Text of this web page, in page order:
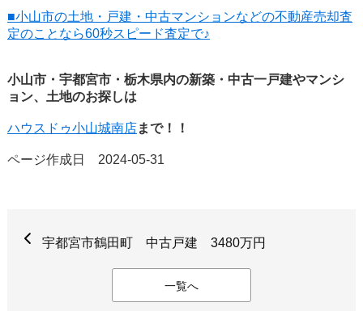
■小山市の土地・戸建・中古マンションなどの不動産売却査
定のことなら60秒スピード査定で♪
小山市・宇都宮市・栃木県内の新築・中古一戸建やマンシ
ョン、土地のお探しは
ハウスドゥ小山城南店まで！！
ページ作成日 2024-05-31
宇都宮市鶴田町 中古戸建 3480万円
一覧へ